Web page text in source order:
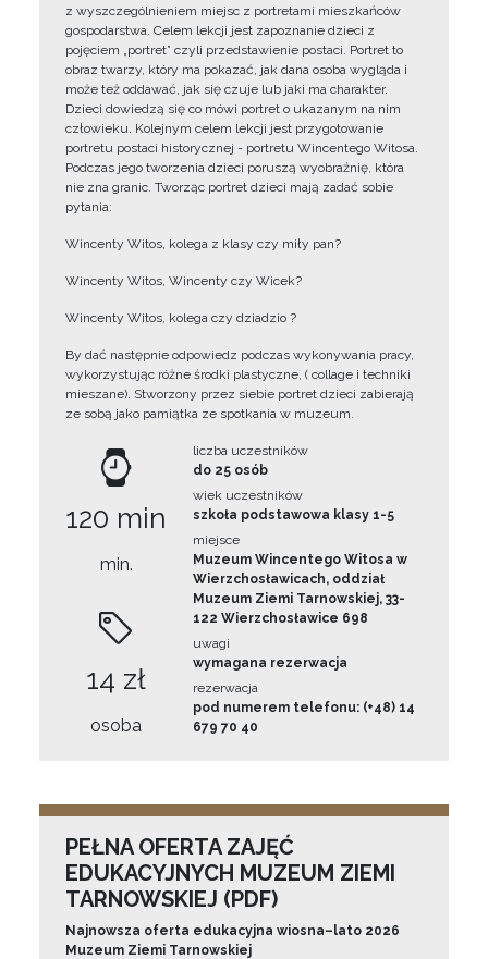
z wyszczególnieniem miejsc z portretami mieszkańców
gospodarstwa. Celem lekcji jest zapoznanie dzieci z
pojęciem „portret” czyli przedstawienie postaci. Portret to
obraz twarzy, który ma pokazać, jak dana osoba wygląda i
może też oddawać, jak się czuje lub jaki ma charakter.
Dzieci dowiedzą się co mówi portret o ukazanym na nim
człowieku. Kolejnym celem lekcji jest przygotowanie
portretu postaci historycznej - portretu Wincentego Witosa.
Podczas jego tworzenia dzieci poruszą wyobraźnię, która
nie zna granic. Tworząc portret dzieci mają zadać sobie
pytania:
Wincenty Witos, kolega z klasy czy miły pan?
Wincenty Witos, Wincenty czy Wicek?
Wincenty Witos, kolega czy dziadzio ?
By dać następnie odpowiedz podczas wykonywania pracy,
wykorzystując różne środki plastyczne, ( collage i techniki
mieszane). Stworzony przez siebie portret dzieci zabierają
ze sobą jako pamiątka ze spotkania w muzeum.
120 min
min.
14 zł
osoba
liczba uczestników
do 25 osób
wiek uczestników
szkoła podstawowa klasy 1-5
miejsce
Muzeum Wincentego Witosa w
Wierzchosławicach, oddział
Muzeum Ziemi Tarnowskiej, 33-
122 Wierzchosławice 698
uwagi
wymagana rezerwacja
rezerwacja
pod numerem telefonu: (+48) 14
679 70 40
PEŁNA OFERTA ZAJĘĆ
EDUKACYJNYCH MUZEUM ZIEMI
TARNOWSKIEJ (PDF)
Najnowsza oferta edukacyjna wiosna–lato 2026
Muzeum Ziemi Tarnowskiej